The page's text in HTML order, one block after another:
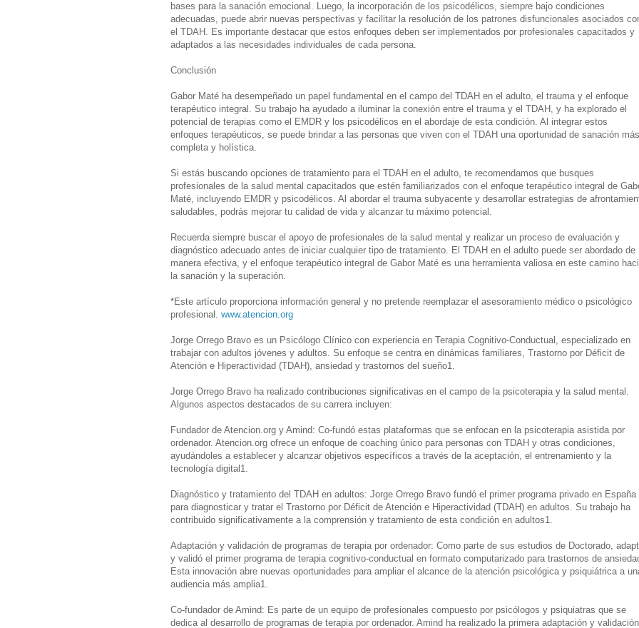
bases para la sanación emocional. Luego, la incorporación de los psicodélicos, siempre bajo condiciones
adecuadas, puede abrir nuevas perspectivas y facilitar la resolución de los patrones disfuncionales asociados
el TDAH. Es importante destacar que estos enfoques deben ser implementados por profesionales capacitados y
adaptados a las necesidades individuales de cada persona.
Conclusión
Gabor Maté ha desempeñado un papel fundamental en el campo del TDAH en el adulto, el trauma y el enfoque
terapéutico integral. Su trabajo ha ayudado a iluminar la conexión entre el trauma y el TDAH, y ha explorado el
potencial de terapias como el EMDR y los psicodélicos en el abordaje de esta condición. Al integrar estos
enfoques terapéuticos, se puede brindar a las personas que viven con el TDAH una oportunidad de sanación más
completa y holística.
Si estás buscando opciones de tratamiento para el TDAH en el adulto, te recomendamos que busques
profesionales de la salud mental capacitados que estén familiarizados con el enfoque terapéutico integral de
Maté, incluyendo EMDR y psicodélicos. Al abordar el trauma subyacente y desarrollar estrategias de
saludables, podrás mejorar tu calidad de vida y alcanzar tu máximo potencial.
Recuerda siempre buscar el apoyo de profesionales de la salud mental y realizar un proceso de evaluación y
diagnóstico adecuado antes de iniciar cualquier tipo de tratamiento. El TDAH en el adulto puede ser abordado de
manera efectiva, y el enfoque terapéutico integral de Gabor Maté es una herramienta valiosa en este camino
la sanación y la superación.
*Este artículo proporciona información general y no pretende reemplazar el asesoramiento médico o psicológico
profesional. www.atencion.org
Jorge Orrego Bravo es un Psicólogo Clínico con experiencia en Terapia Cognitivo-Conductual, especializado en
trabajar con adultos jóvenes y adultos. Su enfoque se centra en dinámicas familiares, Trastorno por Déficit de
Atención e Hiperactividad (TDAH), ansiedad y trastornos del sueño1.
Jorge Orrego Bravo ha realizado contribuciones significativas en el campo de la psicoterapia y la salud mental.
Algunos aspectos destacados de su carrera incluyen:
Fundador de Atencion.org y Amind: Co-fundó estas plataformas que se enfocan en la psicoterapia asistida por
ordenador. Atencion.org ofrece un enfoque de coaching único para personas con TDAH y otras condiciones,
ayudándoles a establecer y alcanzar objetivos específicos a través de la aceptación, el entrenamiento y la
tecnología digital1.
Diagnóstico y tratamiento del TDAH en adultos: Jorge Orrego Bravo fundó el primer programa privado en España
para diagnosticar y tratar el Trastorno por Déficit de Atención e Hiperactividad (TDAH) en adultos. Su trabajo ha
contribuido significativamente a la comprensión y tratamiento de esta condición en adultos1.
Adaptación y validación de programas de terapia por ordenador: Como parte de sus estudios de Doctorado,
y validó el primer programa de terapia cognitivo-conductual en formato computarizado para trastornos de
Esta innovación abre nuevas oportunidades para ampliar el alcance de la atención psicológica y psiquiátrica a
audiencia más amplia1.
Co-fundador de Amind: Es parte de un equipo de profesionales compuesto por psicólogos y psiquiatras que se
dedica al desarrollo de programas de terapia por ordenador. Amind ha realizado la primera adaptación y validación